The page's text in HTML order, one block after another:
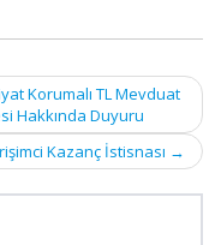
Korumalı TL Mevduat
Hakkında Duyuru
Kazanç İstisnası →